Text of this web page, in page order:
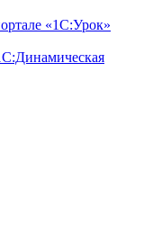
«1С:Урок»